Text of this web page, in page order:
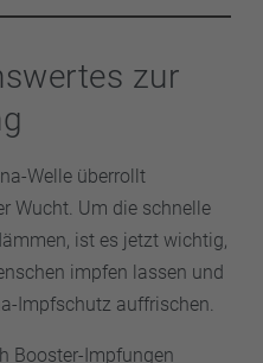
zur
Welle überrollt
Wucht. Um die schnelle
ist es jetzt wichtig,
impfen lassen und
Impfschutz auffrischen.
Booster-Impfungen